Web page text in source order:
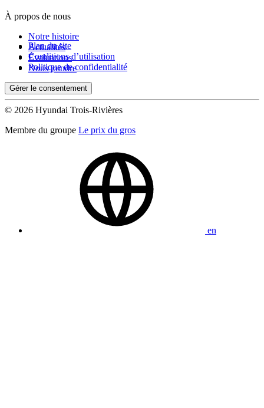
À propos de nous
Notre histoire
Actualités
Évaluations
Nous joindre
Plan du site
Conditions d’utilisation
Politique de confidentialité
Gérer le consentement
© 2026 Hyundai Trois-Rivières
Membre du groupe Le prix du gros
en